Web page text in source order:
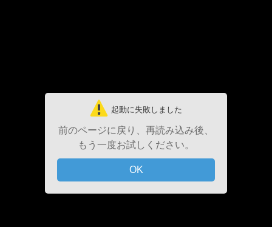
起動に失敗しました
前のページに戻り、再読み込み後、
もう一度お試しください。
OK